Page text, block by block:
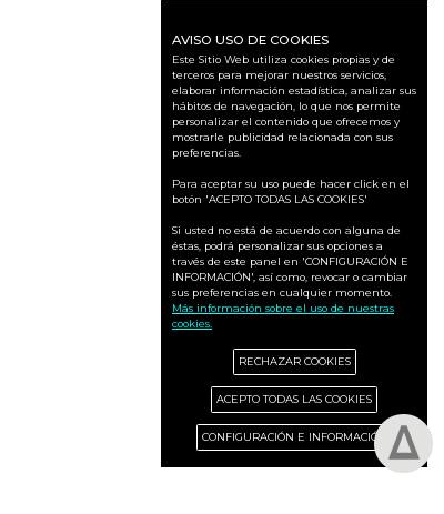
AVISO USO DE COOKIES
Este Sitio Web utiliza cookies propias y de
terceros para mejorar nuestros servicios,
elaborar información estadística, analizar sus
hábitos de navegación, lo que nos permite
personalizar el contenido que ofrecemos y
mostrarle publicidad relacionada con sus
preferencias.
Para aceptar su uso puede hacer click en el
botón 'ACEPTO TODAS LAS COOKIES'
Si usted no está de acuerdo con alguna de
éstas, podrá personalizar sus opciones a
través de este panel en 'CONFIGURACIÓN E
INFORMACIÓN', así como, revocar o cambiar
sus preferencias en cualquier momento.
Más información sobre el uso de nuestras
cookies.
RECHAZAR COOKIES
ACEPTO TODAS LAS COOKIES
CONFIGURACIÓN E INFORMACIÓN